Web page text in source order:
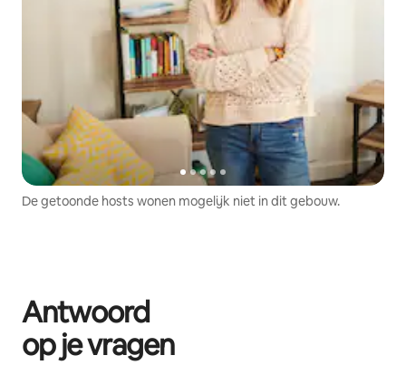
De getoonde hosts wonen mogelijk niet in dit gebouw.
Antwoord
op je vragen